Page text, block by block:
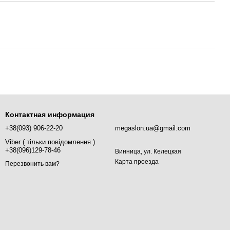
Контактная информация
+38(093) 906-22-20
Viber ( тільки повідомлення )
+38(096)129-78-46
Перезвонить вам?
megaslon.ua@gmail.com
Винница, ул. Келецкая
Карта проезда